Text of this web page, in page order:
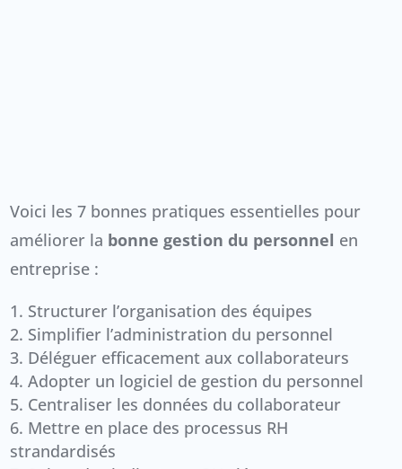
Voici les 7 bonnes pratiques essentielles pour
améliorer la bonne gestion du personnel en
entreprise :
Structurer l’organisation des équipes
Simplifier l’administration du personnel
Déléguer efficacement aux collaborateurs
Adopter un logiciel de gestion du personnel
Centraliser les données du collaborateur
Mettre en place des processus RH
strandardisés